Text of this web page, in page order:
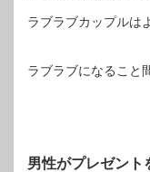
ラブラブカップルは
ラブラブになること
男性がプレゼント